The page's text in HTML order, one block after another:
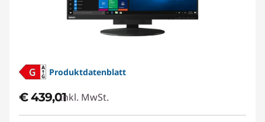
Produktdatenblatt
€ 439,01Inkl. MwSt.